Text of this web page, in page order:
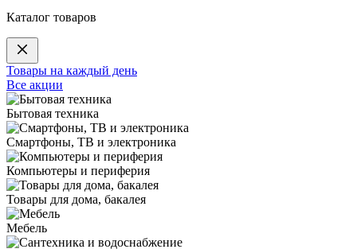
Каталог товаров
Товары на каждый день
Все акции
Бытовая техника
Смартфоны, ТВ и электроника
Компьютеры и периферия
Товары для дома, бакалея
Мебель